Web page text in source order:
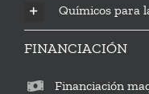
Químicos para
FINANCIACIÓN
Financiación